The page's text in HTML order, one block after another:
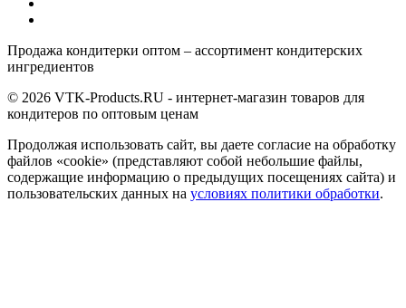
Продажа кондитерки оптом – ассортимент кондитерских
ингредиентов
© 2026 VTK-Products.RU - интернет-магазин товаров для
кондитеров по оптовым ценам
Продолжая использовать сайт, вы даете согласие на обработку
файлов «cookie» (представляют собой небольшие файлы,
содержащие информацию о предыдущих посещениях сайта) и
пользовательских данных на условиях политики обработки.